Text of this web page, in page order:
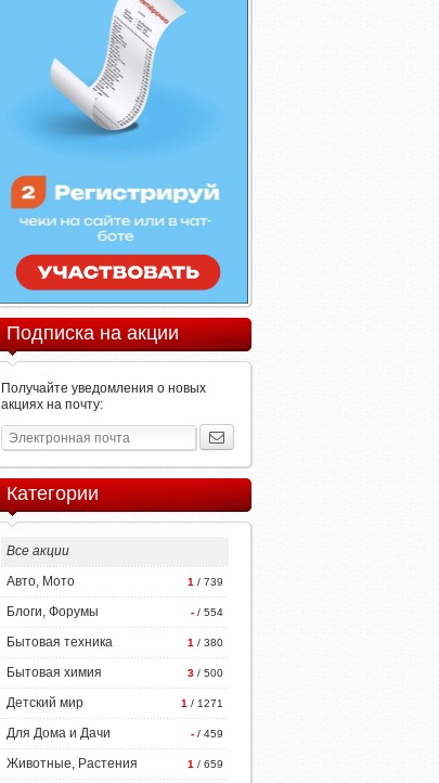
Подписка на акции
Получайте уведомления о новых
акциях на почту:
Категории
Все акции
1 / 739
Авто, Мото
- / 554
Блоги, Форумы
1 / 380
Бытовая техника
3 / 500
Бытовая химия
1 / 1271
Детский мир
- / 459
Для Дома и Дачи
1 / 659
Животные, Растения